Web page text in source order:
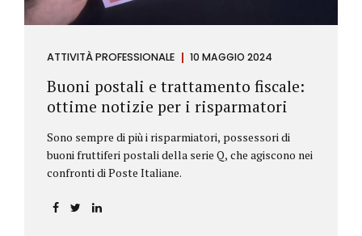
ATTIVITÀ PROFESSIONALE 10 MAGGIO 2024
Buoni postali e trattamento fiscale:
ottime notizie per i risparmatori
Sono sempre di più i risparmiatori, possessori di
buoni fruttiferi postali della serie Q, che agiscono nei
confronti di Poste Italiane.